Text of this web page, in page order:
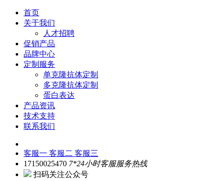
首页
关于我们
人才招聘
促销产品
品牌中心
定制服务
单克隆抗体定制
多克隆抗体定制
蛋白表达
产品资讯
技术支持
联系我们
客服一 客服二 客服三
17150025470 7*24小时客服服务热线
扫码关注公众号